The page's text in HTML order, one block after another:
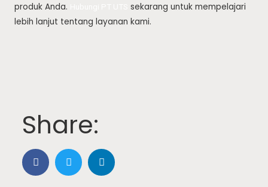
produk Anda.
sekarang untuk mempelajari
lebih lanjut tentang layanan kami.
Share: